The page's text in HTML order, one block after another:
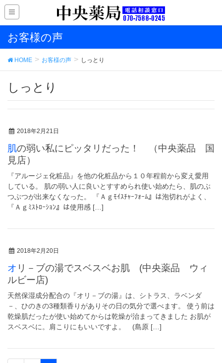
お客様の声
HOME お客様の声 しっとり
しっとり
2018年2月21日
肌の弱い私にピッタリだった！ （中央薬品 国
見店）
『アルージェ化粧品』を他の化粧品から１０年程前から変え愛用
している。 肌の弱い人に良いとすすめられ使い始めたら、肌のぶ
つぶつが出来なくなった。 『Ａｇﾓｲｽﾁｬｰﾌｫｰﾑ』は泡切れがよく、
『Ａｇﾐｽﾄﾛｰｼｮﾝ』は使用感 […]
2018年2月20日
オリ－ブの湯でスベスベお肌 (中央薬品 ウィ
ルビー店)
天然保湿成分配合の『オリ－ブの湯』は、シトラス、ラベンダ
－、ひのきの3種類香りがありその日の気分で選べます。 使う前は
乾燥肌だったが使い始めてからは乾燥が治まってきました お肌が
スベスベに。肩こりにもいいですよ。 (島原 […]